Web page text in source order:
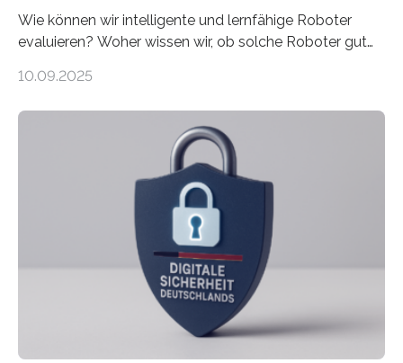
Wie können wir intelligente und lernfähige Roboter
evaluieren? Woher wissen wir, ob solche Roboter gut
sich CAVECORE – ein neues Marie Skłodowska-Curie
koordiniert wird. Ab dem 1. September werden sich
über einen Zeitraum von vier Jahren insgesamt 15
Promovierende im Rahmen von CAVECORE mit
kognitiven Robotern beschäftigen – also mit Robotern,
die mittels Sensoren ihre Umgebung erfassen,
Informationen verarbeiten und häufig auch mit…
10.09.2025